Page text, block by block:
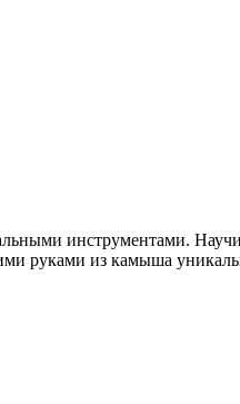
инструментами.
руками из камыша